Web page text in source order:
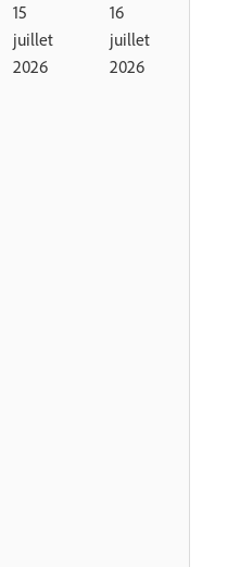
15
juillet
2026
16
juillet
2026